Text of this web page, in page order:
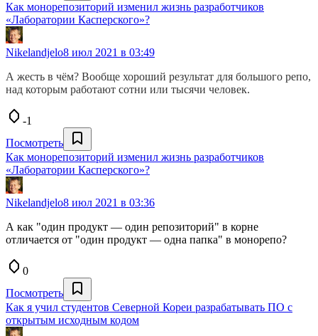
Как монорепозиторий изменил жизнь разработчиков
«Лаборатории Касперского»?
Nikelandjelo8 июл 2021 в 03:49
А жесть в чём? Вообще хороший результат для большого репо,
над которым работают сотни или тысячи человек.
-1
Посмотреть
Как монорепозиторий изменил жизнь разработчиков
«Лаборатории Касперского»?
Nikelandjelo8 июл 2021 в 03:36
А как "один продукт — один репозиторий" в корне
отличается от "один продукт — одна папка" в монорепо?
0
Посмотреть
Как я учил студентов Северной Кореи разрабатывать ПО с
открытым исходным кодом